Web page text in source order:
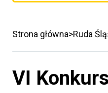
Strona główna Ruda
VI